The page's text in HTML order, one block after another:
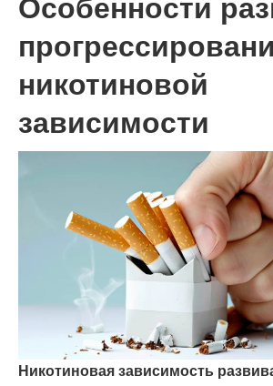
Особенности
никотиновой
зависимости
Никотиновая зависимость